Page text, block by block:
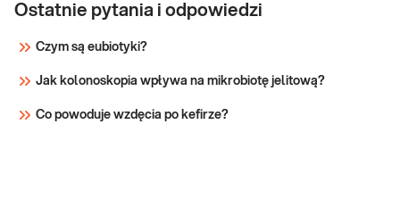
Ostatnie pytania i odpowiedzi
Czym są eubiotyki?
Jak kolonoskopia wpływa na mikrobiotę jelitową?
Co powoduje wzdęcia po kefirze?